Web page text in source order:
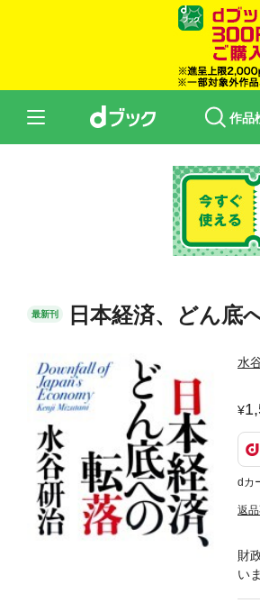
作品
最新刊 日本経済、どん底
水
dカ
返
財
い